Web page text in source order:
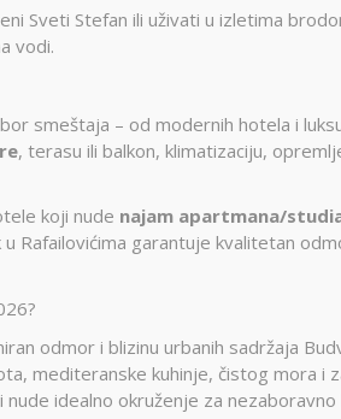
Sveti Stefan ili uživati u izletima
vodi.
smeštaja – od modernih hotela i
, terasu ili balkon, klimatizaciju,
koji nude najam apartmana/
Rafailovićima garantuje kvalitetan
odmor i blizinu urbanih sadržaja
mediteranske kuhinje, čistog mora i
idealno okruženje za